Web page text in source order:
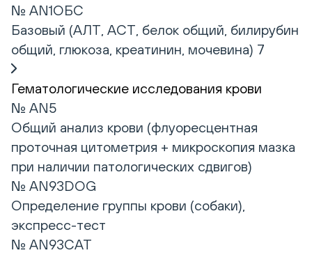
№ AN1ОБС
Базовый (АЛТ, АСТ, белок общий, билирубин
общий, глюкоза, креатинин, мочевина) 7
Гематологические исследования крови
№ AN5
Общий анализ крови (флуоресцентная
проточная цитометрия + микроскопия мазка
при наличии патологических сдвигов)
№ AN93DOG
Определение группы крови (собаки),
экспресс-тест
№ AN93CAT